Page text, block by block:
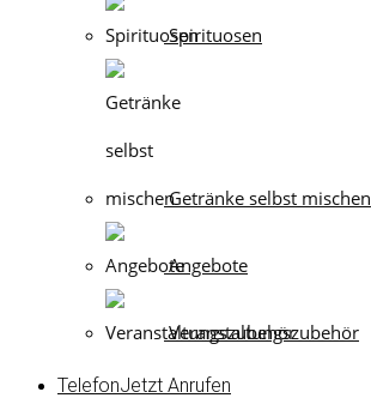
Spirituosen
Getränke selbst mischen
Angebote
Veranstaltungszubehör
TelefonJetzt Anrufen